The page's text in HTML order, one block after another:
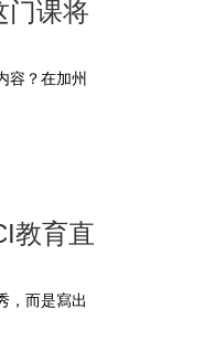
门课将
容？在加州
教育直
，而是寫出